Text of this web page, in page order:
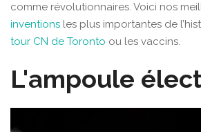
comme révolutionnaires. Voici nos
inventions les plus importantes de
tour CN de Toronto ou les vaccins.
L'ampoule